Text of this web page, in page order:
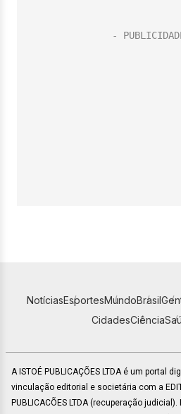
NotíciasEsportesMundoBrasil
CidadesCiência
A ISTOÉ PUBLICAÇÕES LTDA é um portal
vinculação editorial e societária com a
PUBLICACÕES LTDA (recuperação